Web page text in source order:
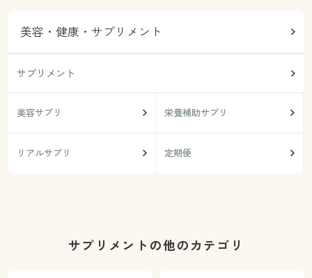
美容・健康・サプリメント
サプリメント
美容サプリ 栄養補助サプリ
リアルサプリ 定期便
サプリメントの他のカテゴリ